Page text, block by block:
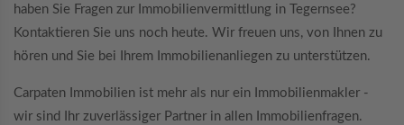
haben Sie Fragen zur Immobilienvermittlung in Tegernsee?
Kontaktieren Sie uns noch heute. Wir freuen uns, von Ihnen zu
hören und Sie bei Ihrem Immobilienanliegen zu unterstützen.
Carpaten Immobilien ist mehr als nur ein Immobilienmakler -
wir sind Ihr zuverlässiger Partner in allen Immobilienfragen.